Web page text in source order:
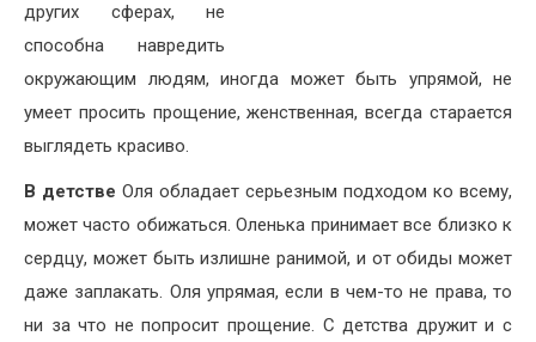
других сферах, не
способна навредить
окружающим людям, иногда может быть упрямой, не
умеет просить прощение, женственная, всегда старается
выглядеть красиво.
В детстве Оля обладает серьезным подходом ко всему,
может часто обижаться. Оленька принимает все близко к
сердцу, может быть излишне ранимой, и от обиды может
даже заплакать. Оля упрямая, если в чем-то не права, то
ни за что не попросит прощение. С детства дружит и с